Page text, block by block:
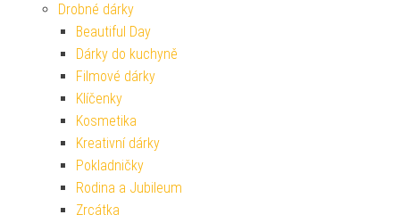
Drobné dárky
Beautiful Day
Dárky do kuchyně
Filmové dárky
Klíčenky
Kosmetika
Kreativní dárky
Pokladničky
Rodina a Jubileum
Zrcátka